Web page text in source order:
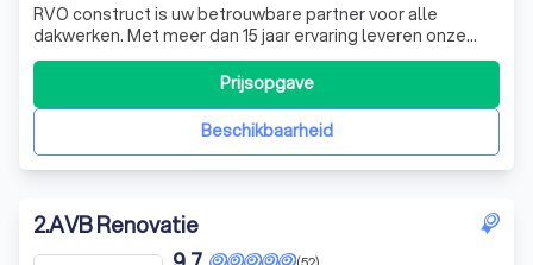
RVO construct is uw betrouwbare partner voor alle
dakwerken. Met meer dan 15 jaar ervaring leveren onze
gespecialiseerde ploegen duurzame en esthetisch
perfecte oplossingen – van nieuwbouw tot renovatie. Wij
combineren vakmanschap met hoogwaardige materialen
en zorgen voor een afwerking waar u jaren
Beschikbaarheid
Prijsopgave
2.AVB Renovatie